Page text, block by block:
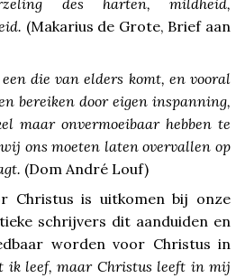
des harten, mildheid,
(Makarius de Grote, Brief aan
die van elders komt, en vooral
bereiken door eigen inspanning,
maar onvermoeibaar hebben te
ons moeten laten overvallen op
(Dom André Louf)
Christus is uitkomen bij onze
schrijvers dit aanduiden en
worden voor Christus in
ik leef, maar Christus leeft in mij